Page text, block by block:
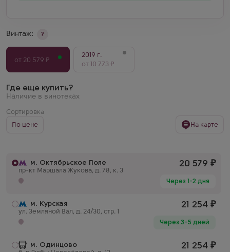
Винтаж: ?
от 20 579 ₽
2019 г.
от 10 773 ₽
Где еще купить?
Наличие в винотеках
Сортировка
По цене
На карте
м. Октябрьское Поле
пр-кт Маршала Жукова, д. 78, к. 3
20 579 ₽
Через 1-2 дня
м. Курская
ул. Земляной Вал, д. 24/30, стр. 1
21 254 ₽
Через 3-5 дней
м. Одинцово 21 254 ₽